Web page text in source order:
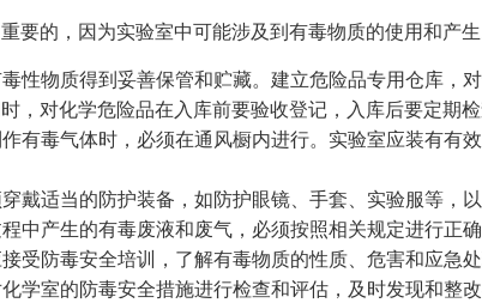
要的，因为实验室中可能涉及到有毒物质的使用和产
性物质得到妥善保管和贮藏。建立危险品专用仓库，
，对化学危险品在入库前要验收登记，入库后要定期检
有毒气体时，必须在通风橱内进行。实验室应装有有
戴适当的防护装备，如防护眼镜、手套、实验服等，
中产生的有毒废液和废气，必须按照相关规定进行正
受防毒安全培训，了解有毒物质的性质、危害和应急
学室的防毒安全措施进行检查和评估，及时发现和整